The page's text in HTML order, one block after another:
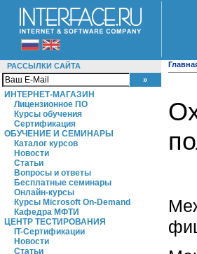
РАССЫЛКИ САЙТА
ИНТЕРНЕТ-МАГАЗИН
Лицензионное ПО
Курсы обучения
Сертификация
ОБУЧЕНИЕ И СЕМИНАРЫ
Каталог курсов
Новости
Статьи
Вопросы и ответы
Бесплатные семинары
Онлайн-курсы
Курсы Microsoft On-Demand
Кафедра МФТИ
ЦЕНТР ТЕСТИРОВАНИЯ
IT-Сертификации
Новости
Статьи